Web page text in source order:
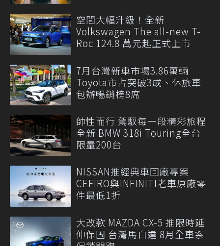
空間大幅升級！全新
Volkswagen The all-new T-
Roc 124.8 萬元起正式上市
7月台灣新車市場3.86萬輛
Toyota市占突破3成、休旅車
包辦暢銷榜8席
帥性而行 駕馭每一段精彩旅程
全新 BMW 318i Touring全台
限量200台
NISSAN推經典車回廠專案
CEFIRO與INFINITI老車原廠零
件最低1折
大改款 MAZDA CX-5 推限時延
伸保固 台灣馬自達 8月全車系